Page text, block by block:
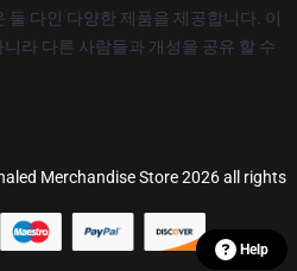
다인 다양한 제품을 제공합니다. 이
라 다른 사람들과 개성을 공유 할 수
Merchandise Store 2026 all rights
Help